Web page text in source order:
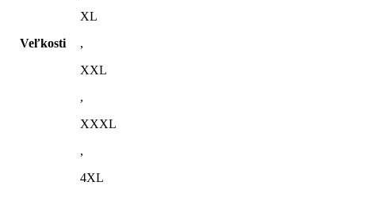
Veľkosti
XL
,
XXL
,
XXXL
,
4XL